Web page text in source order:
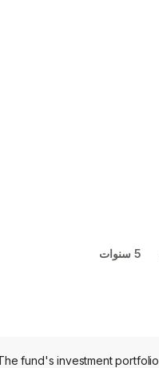
5 سنوات
fund's investment